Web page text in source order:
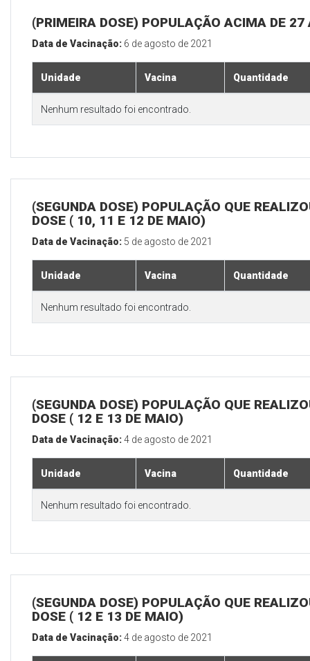
(PRIMEIRA DOSE) POPULAÇÃO ACIMA DE 27
Data de Vacinação: 6 de agosto de 2021
Unidade Vacina Quantidade
Nenhum resultado foi encontrado.
(SEGUNDA DOSE) POPULAÇÃO QUE
DOSE ( 10, 11 E 12 DE MAIO)
Data de Vacinação: 5 de agosto de 2021
Unidade Vacina Quantidade
Nenhum resultado foi encontrado.
(SEGUNDA DOSE) POPULAÇÃO QUE
DOSE ( 12 E 13 DE MAIO)
Data de Vacinação:4 de agosto de 2021
Unidade Vacina Quantidade
Nenhum resultado foi encontrado.
(SEGUNDA DOSE) POPULAÇÃO QUE
DOSE ( 12 E 13 DE MAIO)
Data de Vacinação:4 de agosto de 2021